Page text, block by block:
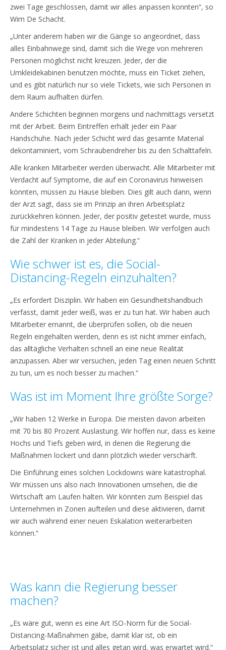
zwei Tage geschlossen, damit wir alles anpassen konnten“, so
Wim De Schacht.
„Unter anderem haben wir die Gänge so angeordnet, dass
alles Einbahnwege sind, damit sich die Wege von mehreren
Personen möglichst nicht kreuzen. Jeder, der die
Umkleidekabinen benutzen möchte, muss ein Ticket ziehen,
und es gibt natürlich nur so viele Tickets, wie sich Personen in
dem Raum aufhalten dürfen.
Andere Schichten beginnen morgens und nachmittags versetzt
mit der Arbeit. Beim Eintreffen erhält jeder ein Paar
Handschuhe. Nach jeder Schicht wird das gesamte Material
dekontaminiert, vom Schraubendreher bis zu den Schalttafeln.
Alle kranken Mitarbeiter werden überwacht. Alle Mitarbeiter mit
Verdacht auf Symptome, die auf ein Coronavirus hinweisen
könnten, müssen zu Hause bleiben. Dies gilt auch dann, wenn
der Arzt sagt, dass sie im Prinzip an ihren Arbeitsplatz
zurückkehren können. Jeder, der positiv getestet wurde, muss
für mindestens 14 Tage zu Hause bleiben. Wir verfolgen auch
die Zahl der Kranken in jeder Abteilung.“
Wie schwer ist es, die Social-
Distancing-Regeln einzuhalten?
„Es erfordert Disziplin. Wir haben ein Gesundheitshandbuch
verfasst, damit jeder weiß, was er zu tun hat. Wir haben auch
Mitarbeiter ernannt, die überprüfen sollen, ob die neuen
Regeln eingehalten werden, denn es ist nicht immer einfach,
das alltägliche Verhalten schnell an eine neue Realität
anzupassen. Aber wir versuchen, jeden Tag einen neuen Schritt
zu tun, um es noch besser zu machen.“
Was ist im Moment Ihre größte Sorge?
„Wir haben 12 Werke in Europa. Die meisten davon arbeiten
mit 70 bis 80 Prozent Auslastung. Wir hoffen nur, dass es keine
Hochs und Tiefs geben wird, in denen die Regierung die
Maßnahmen lockert und dann plötzlich wieder verschärft.
Die Einführung eines solchen Lockdowns wäre katastrophal.
Wir müssen uns also nach Innovationen umsehen, die die
Wirtschaft am Laufen halten. Wir könnten zum Beispiel das
Unternehmen in Zonen aufteilen und diese aktivieren, damit
wir auch während einer neuen Eskalation weiterarbeiten
können.“
Was kann die Regierung besser
machen?
„Es wäre gut, wenn es eine Art ISO-Norm für die Social-
Distancing-Maßnahmen gäbe, damit klar ist, ob ein
Arbeitsplatz sicher ist und alles getan wird, was erwartet wird.“